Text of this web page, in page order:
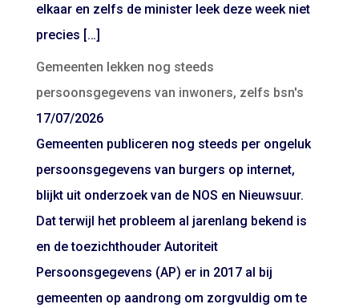
elkaar en zelfs de minister leek deze week niet
precies […]
Gemeenten lekken nog steeds
persoonsgegevens van inwoners, zelfs bsn's
17/07/2026
Gemeenten publiceren nog steeds per ongeluk
persoonsgegevens van burgers op internet,
blijkt uit onderzoek van de NOS en Nieuwsuur.
Dat terwijl het probleem al jarenlang bekend is
en de toezichthouder Autoriteit
Persoonsgegevens (AP) er in 2017 al bij
gemeenten op aandrong om zorgvuldig om te